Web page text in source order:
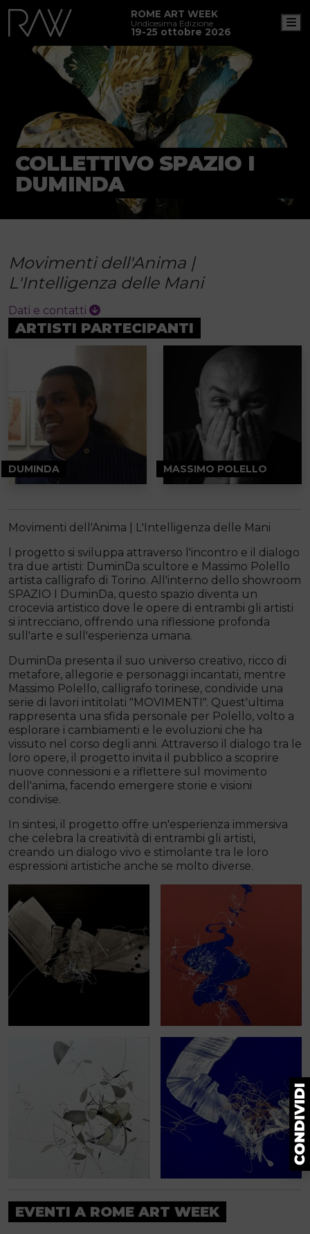
ROME ART WEEK
Undicesima Edizione
19-25 ottobre 2026
COLLETTIVO SPAZIO I
DUMINDA
Movimenti dell'Anima |
L'Intelligenza delle Mani
Dati e contatti
ARTISTI PARTECIPANTI
DUMINDA MASSIMO POLELLO
Movimenti dell'Anima | L'Intelligenza delle Mani
l progetto si sviluppa attraverso l'incontro e il dialogo
tra due artisti: DuminDa scultore e Massimo Polello
artista calligrafo di Torino. All'interno dello showroom
SPAZIO I DuminDa, questo spazio diventa un
crocevia artistico dove le opere di entrambi gli artisti
si intrecciano, offrendo una riflessione profonda
sull'arte e sull'esperienza umana.
DuminDa presenta il suo universo creativo, ricco di
metafore, allegorie e personaggi incantati, mentre
Massimo Polello, calligrafo torinese, condivide una
serie di lavori intitolati "MOVIMENTI". Quest'ultima
rappresenta una sfida personale per Polello, volto a
esplorare i cambiamenti e le evoluzioni che ha
vissuto nel corso degli anni. Attraverso il dialogo tra le
loro opere, il progetto invita il pubblico a scoprire
nuove connessioni e a riflettere sul movimento
dell'anima, facendo emergere storie e visioni
condivise.
In sintesi, il progetto offre un'esperienza immersiva
che celebra la creatività di entrambi gli artisti,
creando un dialogo vivo e stimolante tra le loro
espressioni artistiche anche se molto diverse.
EVENTI A ROME ART WEEK